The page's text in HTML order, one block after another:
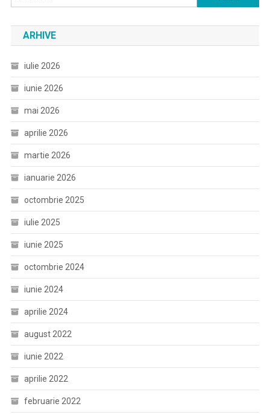
după:
ARHIVE
iulie 2026
iunie 2026
mai 2026
aprilie 2026
martie 2026
ianuarie 2026
octombrie 2025
iulie 2025
iunie 2025
octombrie 2024
iunie 2024
aprilie 2024
august 2022
iunie 2022
aprilie 2022
februarie 2022